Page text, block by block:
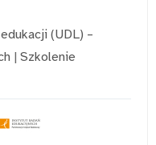
(UDL) –
| Szkolenie